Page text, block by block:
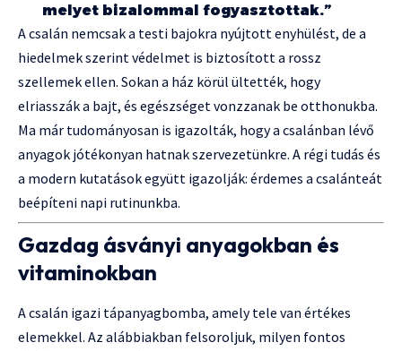
melyet bizalommal fogyasztottak.”
A csalán nemcsak a testi bajokra nyújtott enyhülést, de a
hiedelmek szerint védelmet is biztosított a rossz
szellemek ellen. Sokan a ház körül ültették, hogy
elriasszák a bajt, és egészséget vonzzanak be otthonukba.
Ma már tudományosan is igazolták, hogy a csalánban lévő
anyagok jótékonyan hatnak szervezetünkre. A régi tudás és
a modern kutatások együtt igazolják: érdemes a csalánteát
beépíteni napi rutinunkba.
Gazdag ásványi anyagokban és
vitaminokban
A csalán igazi tápanyagbomba, amely tele van értékes
elemekkel. Az alábbiakban felsoroljuk, milyen fontos